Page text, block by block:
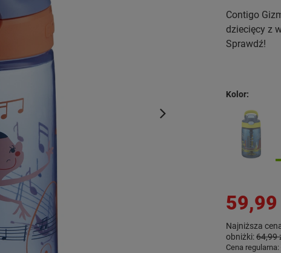
Contigo
dziecięcy z
Sprawdź!
Kolor
59,99
Najniższa
obniżki:64,99
Cena regularna: